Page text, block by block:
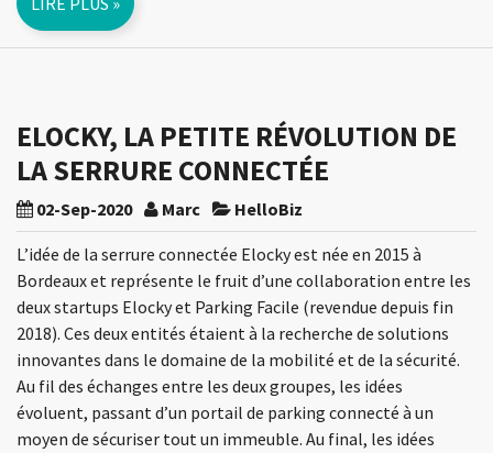
ELOCKY, LA PETITE RÉVOLUTION DE
LA SERRURE CONNECTÉE
02-Sep-2020 Marc HelloBiz
L’idée de la serrure connectée Elocky est née en 2015 à
Bordeaux et représente le fruit d’une collaboration entre les
deux startups Elocky et Parking Facile (revendue depuis fin
2018). Ces deux entités étaient à la recherche de solutions
innovantes dans le domaine de la mobilité et de la sécurité.
Au fil des échanges entre les deux groupes, les idées
évoluent, passant d’un portail de parking connecté à un
moyen de sécuriser tout un immeuble. Au final, les idées